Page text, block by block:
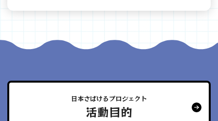
日本さばけるプロジェクト
活動目的